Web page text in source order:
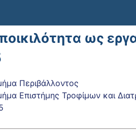
ως
Περιβάλλοντος
Επιστήμης Τροφίμων και